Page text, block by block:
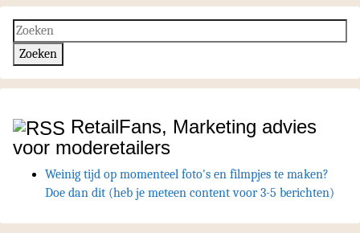
RetailFans, Marketing advies
voor moderetailers
Weinig tijd op momenteel foto's en filmpjes te maken?
Doe dan dit (heb je meteen content voor 3-5 berichten)